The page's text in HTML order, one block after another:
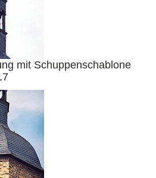
mit Schuppenschablone